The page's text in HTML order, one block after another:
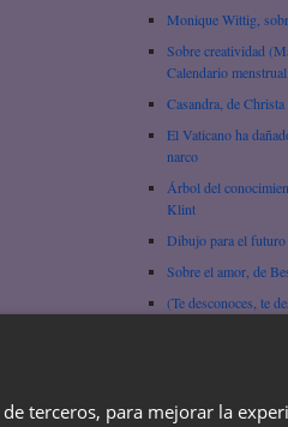
Monique Wittig,
Sobre creatividad
Calendario
Casandra, de
El Vaticano ha
narco
Árbol del
Klint
Dibujo para el
Sobre el amor, de
(Te desconoces, te
Ejércitos y
terceros, para mejorar la